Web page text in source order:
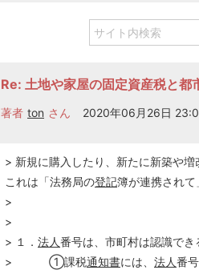
Re: 土地や家屋の固定資産税と都
著者 ton さん 2020年06月26日
> 新規に購入したり、新たに新築や増
これは「法務局の登記簿が連携され
>
>
> １． 法人番号は、市町村は認識でき
> ①課税通知書には、 法人番